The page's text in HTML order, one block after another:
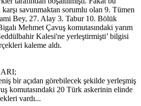
karşı savunmaktan sorumlu olan 9. Tümen
Bey, 27. Alay 3. Tabur 10. Bölük
Mehmet Çavuş komutasındaki yarım
Kalesi'ne yerleştirmişti’ bilgisi
kaleme aldı.
bir açıdan görebilecek şekilde yerleşmiş
komutasındaki 20 Türk askerinin elinde
vardı...